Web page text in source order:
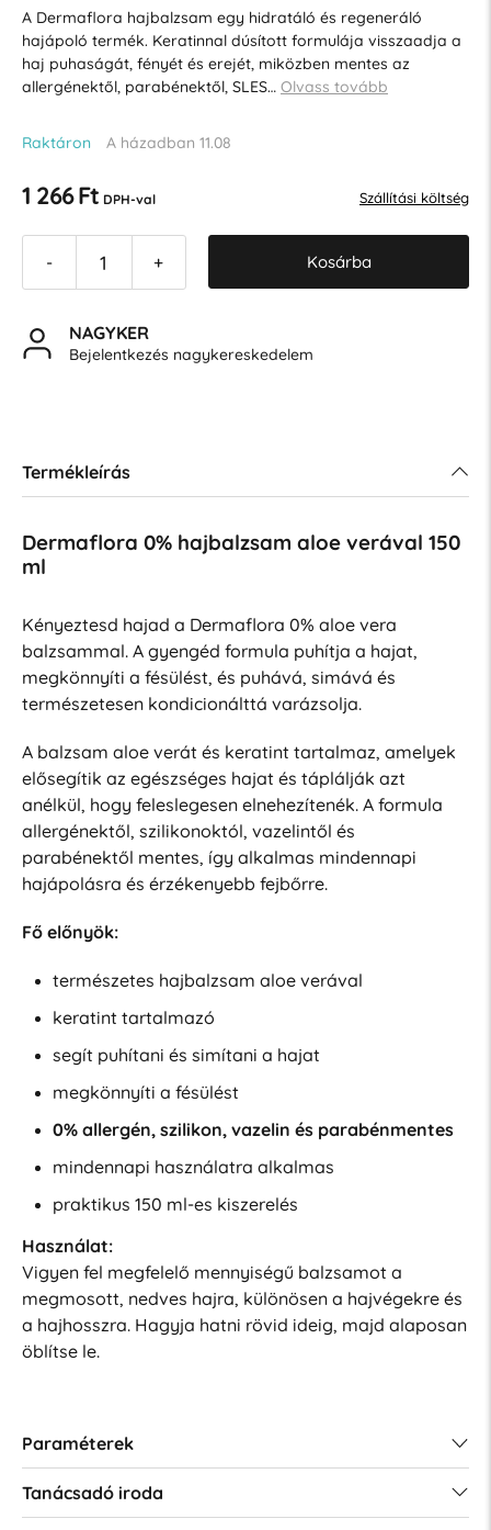
A Dermaflora hajbalzsam egy hidratáló és regeneráló
hajápoló termék. Keratinnal dúsított formulája visszaadja a
haj puhaságát, fényét és erejét, miközben mentes az
allergénektől, parabénektől, SLES… Olvass tovább
Raktáron A házadban 11.08
1 266 Ft DPH-val Szállítási költség
- + Kosárba
NAGYKER
Bejelentkezés nagykereskedelem
Termékleírás
Dermaflora 0% hajbalzsam aloe verával 150
ml
Kényeztesd hajad a Dermaflora 0% aloe vera
balzsammal. A gyengéd formula puhítja a hajat,
megkönnyíti a fésülést, és puhává, simává és
természetesen kondicionálttá varázsolja.
A balzsam aloe verát és keratint tartalmaz, amelyek
elősegítik az egészséges hajat és táplálják azt
anélkül, hogy feleslegesen elnehezítenék. A formula
allergénektől, szilikonoktól, vazelintől és
parabénektől mentes, így alkalmas mindennapi
hajápolásra és érzékenyebb fejbőrre.
Fő előnyök:
természetes hajbalzsam aloe verával
keratint tartalmazó
segít puhítani és simítani a hajat
megkönnyíti a fésülést
0% allergén, szilikon, vazelin és parabénmentes
mindennapi használatra alkalmas
praktikus 150 ml-es kiszerelés
Használat:
Vigyen fel megfelelő mennyiségű balzsamot a
megmosott, nedves hajra, különösen a hajvégekre és
a hajhosszra. Hagyja hatni rövid ideig, majd alaposan
öblítse le.
Paraméterek
Tanácsadó iroda